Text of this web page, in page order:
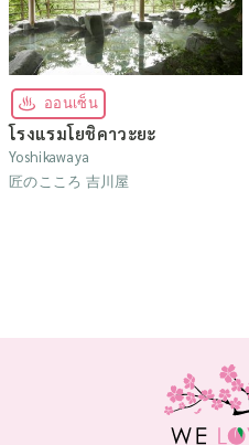
ออนเซ็น
โรงแรมโยชิคาวะยะ
Yoshikawaya
匠のこころ 吉川屋